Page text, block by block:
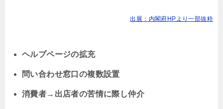
出展：内閣府HPより一部抜粋
ヘルプページの拡充
問い合わせ窓口の複数設置
消費者→出店者の苦情に際し仲介